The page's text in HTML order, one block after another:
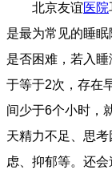
北京友谊医院
是最为常见的睡
是否困难，若入
于等于2次，存在
间少于6个小时，
天精力不足、思
虑、抑郁等。还